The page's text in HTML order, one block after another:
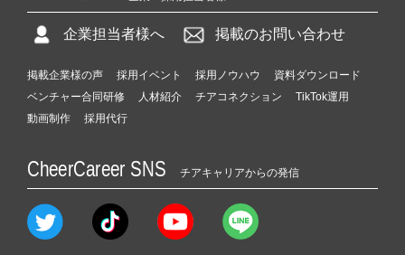
企業担当者様へ 掲載のお問い合わせ
掲載企業様の声 採用イベント 採用ノウハウ
資料ダウンロード
ベンチャー合同研修
人材紹介 チアコネクション
TikTok運用
動画制作
採用代行
CheerCareer SNS チアキャリアからの発信